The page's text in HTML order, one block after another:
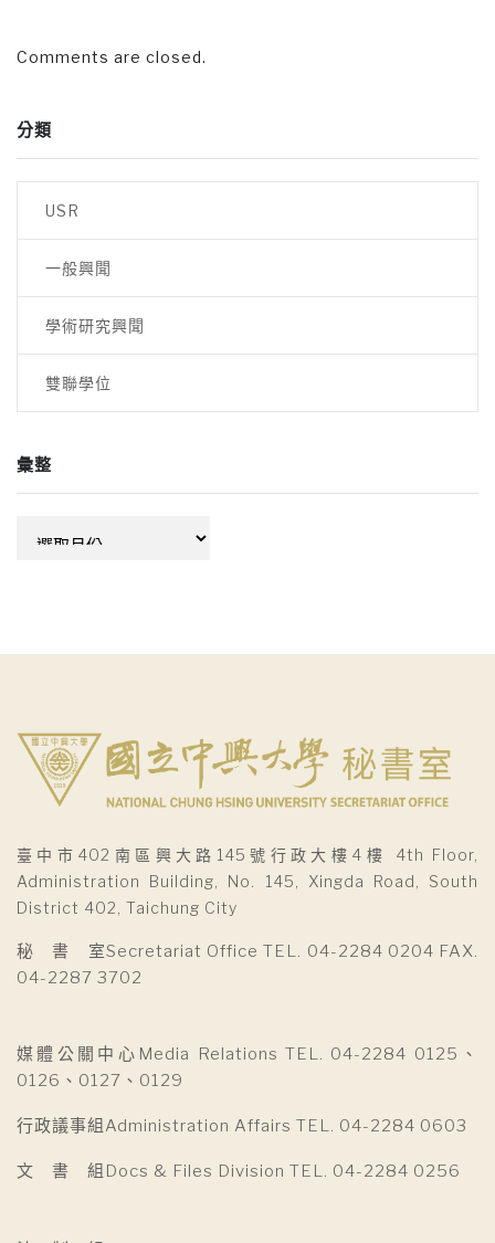
Comments are closed.
分類
USR
一般興聞
學術研究興聞
雙聯學位
彙整
臺中市402南區興大路145號行政大樓4樓 4th Floor,
Administration Building, No. 145, Xingda Road, South
District 402, Taichung City
秘 書 室Secretariat Office TEL. 04-2284 0204 FAX.
04-2287 3702
媒體公關中心Media Relations TEL. 04-2284 0125、
0126、0127、0129
行政議事組Administration Affairs TEL. 04-2284 0603
文 書 組Docs & Files Division TEL. 04-2284 0256